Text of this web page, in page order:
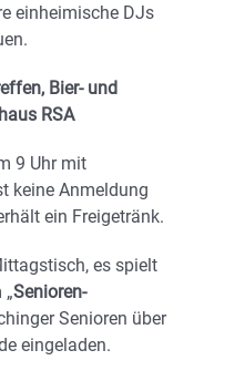
einheimische DJs
Bier- und
RSA
9 Uhr mit
keine Anmeldung
ein Freigetränk.
es spielt
Senioren-
Senioren über
eingeladen.